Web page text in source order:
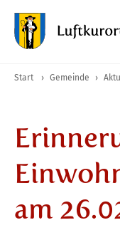
Start › Gemeinde ›
am